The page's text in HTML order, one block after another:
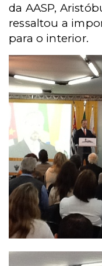
da AASP,
ressaltou a
para o interior.